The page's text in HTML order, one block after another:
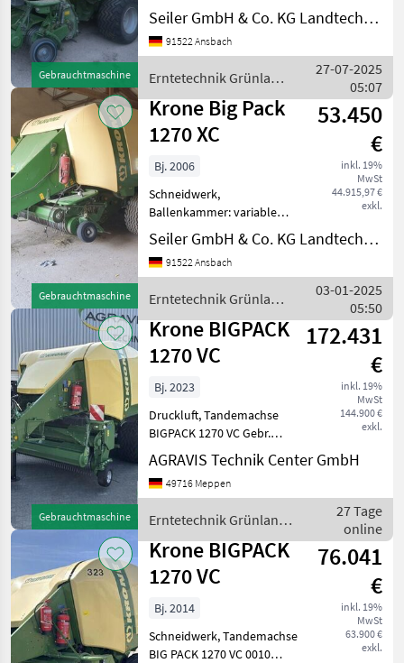
Gebrauchtmaschine
Ballenkammer, Druckluft,
Knoterreinigung,
Zentralschmierung: autom.
Großpackenpresse Krone
Big Pack 1270 XC Gebrauc
Seiler GmbH & Co. KG Landtechnik
91522 Ansbach
Erntetechnik Grünland
/ Krone
27-07-2025
05:07
Gebrauchtmaschine
Krone Big Pack
1270 XC
53.450
€
inkl. 19%
MwSt
44.915,97 €
exkl.
Bj. 2006
Schneidwerk,
Ballenkammer: variable
Ballenkammer, Druckluft,
Knoterreinigung,
Zentralschmierung: autom.
Großpackenpresse Krone
Big Pack 1270 XC Gebrauc
Seiler GmbH & Co. KG Landtechnik
91522 Ansbach
Erntetechnik Grünland
/ Krone
03-01-2025
05:50
Gebrauchtmaschine
Krone BIGPACK
1270 VC
172.431
€
inkl. 19%
MwSt
144.900 €
exkl.
Bj. 2023
Druckluft, Tandemachse
BIGPACK 1270 VC Gebr.
Krone Presse Ballemnaß
120 x 70 Untenanhängung
Isobus Terminal
Bereifung:620/40R22, 5 60
km/h
AGRAVIS Technik Center GmbH
49716 Meppen
Erntetechnik Grünland /
Krone
27 Tage
online
Krone BIGPACK
1270 VC
76.041
€
inkl. 19%
MwSt
63.900 €
exkl.
Bj. 2014
Schneidwerk, Tandemachse
BIG PACK 1270 VC 0010